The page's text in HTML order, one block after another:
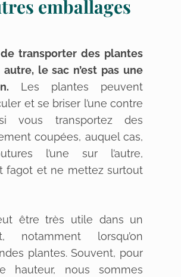
emballages
transporter des plantes
le sac n’est pas une
Les plantes peuvent
et se briser l’une contre
vous transportez des
coupées, auquel cas,
l’une sur l’autre,
fagot et ne mettez surtout
être très utile dans un
notamment lorsqu’on
plantes. Souvent, pour
hauteur, nous sommes